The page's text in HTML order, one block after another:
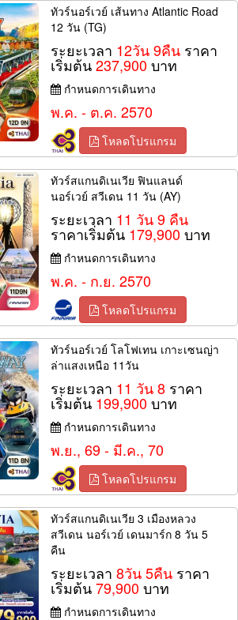
ทัวร์นอร์เวย์ เส้นทาง Atlantic Road
12 วัน (TG)
ระยะเวลา 12วัน 9คืน ราคา
เริ่มต้น237,900บาท
กำหนดการเดินทาง
พ.ค. - ต.ค. 2570
โหลดโปรแกรม
ทัวร์สแกนดิเนเวีย ฟินแลนด์
นอร์เวย์ สวีเดน 11 วัน (AY)
ระยะเวลา 11 วัน 9 คืน
ราคาเริ่มต้น 179,900บาท
กำหนดการเดินทาง
พ.ค. - ก.ย. 2570
โหลดโปรแกรม
ทัวร์นอร์เวย์ โลโฟเทน เกาะเซนญ่า
ล่าแสงเหนือ 11วัน
ระยะเวลา 11 วัน 8 ราคา
เริ่มต้น 199,900บาท
กำหนดการเดินทาง
พ.ย., 69 - มี.ค., 70
โหลดโปรแกรม
ทัวร์สแกนดิเนเวีย 3 เมืองหลวง
สวีเดน นอร์เวย์ เดนมาร์ก 8 วัน 5
คืน
ระยะเวลา8วัน 5คืน ราคา
เริ่มต้น79,900บาท
กำหนดการเดินทาง